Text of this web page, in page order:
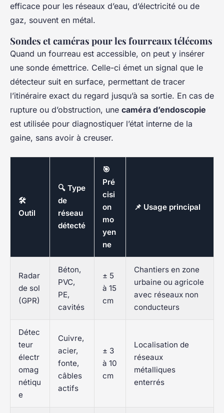
efficace pour les réseaux d’eau, d’électricité ou de
gaz, souvent en métal.
Sondes et caméras pour les fourreaux télécoms
Quand un fourreau est accessible, on peut y insérer
une sonde émettrice. Celle-ci émet un signal que le
détecteur suit en surface, permettant de tracer
l’itinéraire exact du regard jusqu’à sa sortie. En cas de
rupture ou d’obstruction, une caméra d’endoscopie
est utilisée pour diagnostiquer l’état interne de la
gaine, sans avoir à creuser.
🛠️
Outil
🔍 Type
de
réseau
détecté
🎯
Pré
cisi
on
mo
yen
ne
📌 Usage principal
Radar
de sol
(GPR)
Béton,
PVC,
PE,
cavités
± 5
à 15
cm
Chantiers en zone
urbaine ou agricole
avec réseaux non
conducteurs
Détec
teur
électr
omag
nétiqu
e
Cuivre,
acier,
fonte,
câbles
actifs
± 3
à 10
cm
Localisation de
réseaux
métalliques
enterrés